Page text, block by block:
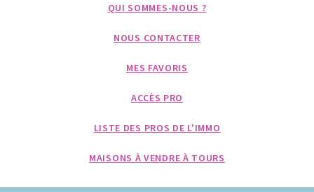
QUI SOMMES-NOUS ?
NOUS CONTACTER
MES FAVORIS
ACCÈS PRO
LISTE DES PROS DE L'IMMO
MAISONS À VENDRE À TOURS